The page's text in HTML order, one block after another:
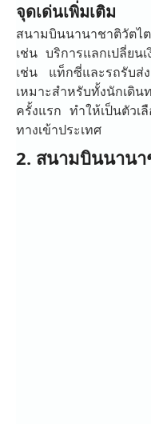
จุดเด่นเพิ่มเติม
สนามบินนานาชาติวัตไ
เช่น บริการแลกเปลี่ยน
เช่น แท็กซี่และรถรับส่
เหมาะสำหรับทั้งนักเดิ
ครั้งแรก ทำให้เป็นตัวเ
ทางเข้าประเทศ
2. สนามบินนานา